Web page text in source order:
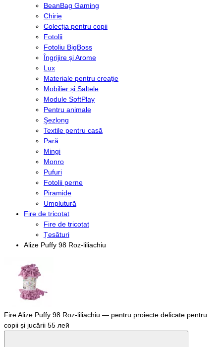
BeanBag Gaming
Chirie
Colecția pentru copii
Fotolii
Fotoliu BigBoss
Îngrijire și Arome
Lux
Materiale pentru creație
Mobilier și Saltele
Module SoftPlay
Pentru animale
Şezlong
Textile pentru casă
Pară
Mingi
Monro
Pufuri
Fotolii perne
Piramide
Umplutură
Fire de tricotat
Fire de tricotat
Țesături
Alize Puffy 98 Roz-liliachiu
Fire Alize Puffy 98 Roz-liliachiu — pentru proiecte delicate pentru
copii și jucării 55 лей